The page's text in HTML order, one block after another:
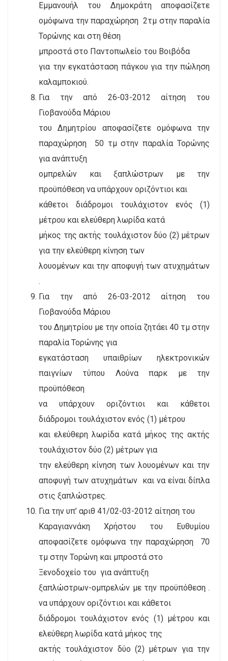
Εμμανουήλ του Δημοκράτη αποφασίζετε
ομόφωνα την παραχώρηση 2τμ στην παραλία
Τορώνης και στη θέση
μπροστά στο Παντοπωλείο του Βοιβόδα
για την εγκατάσταση πάγκου για την πώληση
καλαμποκιού.
Για την από 26-03-2012 αίτηση του
Γιοβανούδα Μάριου
του Δημητρίου αποφασίζετε ομόφωνα την
παραχώρηση
50 τμ στην παραλία Τορώνης
για ανάπτυξη
ομπρελών και ξαπλώστρων με την
προϋπόθεση να υπάρχουν οριζόντιοι και
κάθετοι διάδρομοι τουλάχιστον ενός (1)
μέτρου και ελεύθερη λωρίδα κατά
μήκος της ακτής τουλάχιστον δύο (2) μέτρων
για την ελεύθερη κίνηση των
λουομένων και την αποφυγή των ατυχημάτων
.
Για την από 26-03-2012 αίτηση του
Γιοβανούδα Μάριου
του Δημητρίου με την οποία ζητάει 40 τμ στην
παραλία Τορώνης για
εγκατάσταση υπαιθρίων ηλεκτρονικών
παιγνίων τύπου Λούνα παρκ με την
προϋπόθεση
να υπάρχουν οριζόντιοι και κάθετοι
διάδρομοι τουλάχιστον ενός (1) μέτρου
και ελεύθερη λωρίδα κατά μήκος της ακτής
τουλάχιστον δύο (2) μέτρων για
την ελεύθερη κίνηση των λουομένων και την
αποφυγή των ατυχημάτων και να είναι δίπλα
στις ξαπλώστρες.
Για την υπ’ αριθ 41/02-03-2012 αίτηση του
Καραγιαννάκη Χρήστου του Ευθυμίου
αποφασίζετε ομόφωνα την παραχώρηση
70
τμ στην Τορώνη και μπροστά στο
Ξενοδοχείο του για ανάπτυξη
ξαπλώστρων-ομπρελών με την προϋπόθεση .
να υπάρχουν οριζόντιοι και κάθετοι
διάδρομοι τουλάχιστον ενός (1) μέτρου και
ελεύθερη λωρίδα κατά μήκος της
ακτής τουλάχιστον δύο (2) μέτρων για την